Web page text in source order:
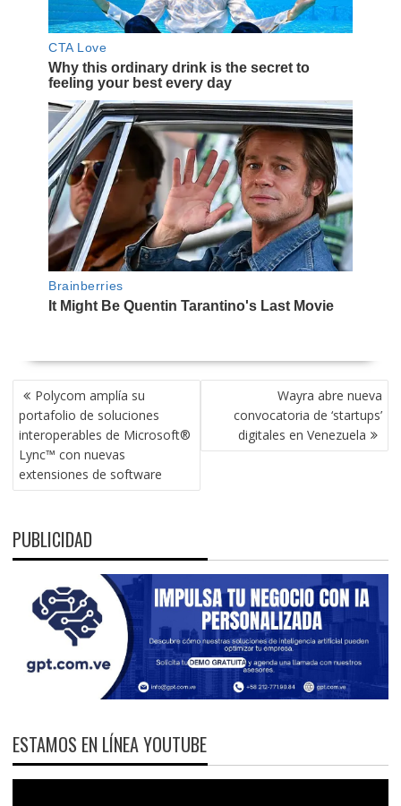
NAVEGACIÓN
DE
ENTRADAS
Polycom amplía su
portafolio de soluciones
interoperables de Microsoft®
Lync™ con nuevas
extensiones de software
Wayra abre nueva
convocatoria de ‘startups’
digitales en Venezuela
PUBLICIDAD
ESTAMOS EN LÍNEA YOUTUBE